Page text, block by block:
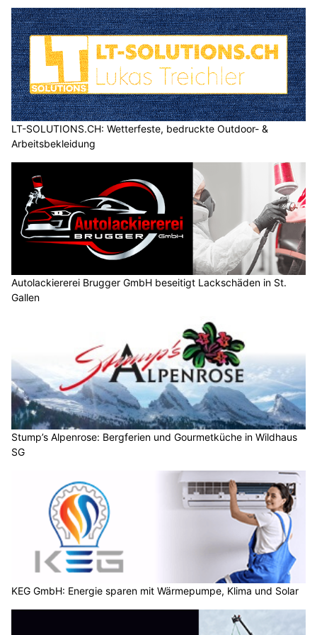
LT-SOLUTIONS.CH: Wetterfeste, bedruckte Outdoor- &
Arbeitsbekleidung
Autolackiererei Brugger GmbH beseitigt Lackschäden in St.
Gallen
Stump’s Alpenrose: Bergferien und Gourmetküche in Wildhaus
SG
KEG GmbH: Energie sparen mit Wärmepumpe, Klima und Solar